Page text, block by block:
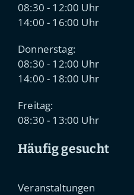
08:30 - 12:00 Uhr
14:00 - 16:00 Uhr
Donnerstag:
08:30 - 12:00 Uhr
14:00 - 18:00 Uhr
Freitag:
08:30 - 13:00 Uhr
Häufig gesucht
Veranstaltungen